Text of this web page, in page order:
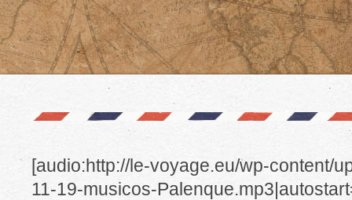
[audio:http://le-voyage.eu/wp-content/
11-19-musicos-